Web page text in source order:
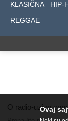
KLASIČNA
HIP-
REGGAE
O radio-uzivo.com
Ovaj